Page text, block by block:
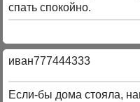
спать спокойно.
иван777444333
Если-бы дома стояла,